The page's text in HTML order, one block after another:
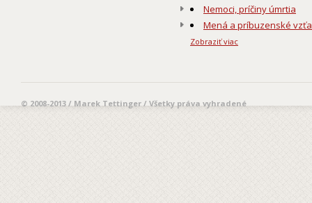
Nemoci, príčiny úmrtia
Mená a príbuzenské
Zobraziť viac
© 2008-2013 / Marek Tettinger / Všetky práva vyhradené